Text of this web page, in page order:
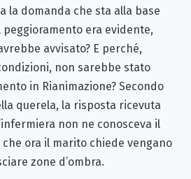
la domanda che sta alla base
era evidente,
avvisato? E perché,
non sarebbe stato
in Rianimazione? Secondo
querela, la risposta ricevuta
non ne conosceva il
che ora il marito chiede vengano
zone d’ombra.